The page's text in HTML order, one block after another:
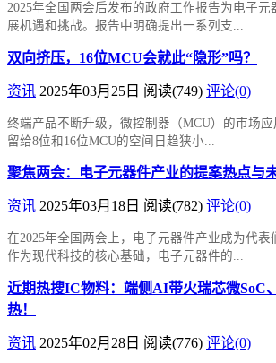
2025年全国两会后发布的政府工作报告为电子元
展机遇和挑战。报告中明确提出一系列支...
双向挤压，16位MCU会就此“隐形”吗？
资讯 2025年03月25日 阅读(749) 评论(0)
终端产品不断升级，微控制器（MCU）的市场应
留给8位和16位MCU的空间日趋狭小...
聚焦两会：电子元器件产业的提案热点与
资讯 2025年03月18日 阅读(782) 评论(0)
在2025年全国两会上，电子元器件产业成为代表
作为现代科技的核心基础，电子元器件的...
近期热搜IC物料：端侧AI带火瑞芯微SoC
热！
资讯 2025年02月28日 阅读(776) 评论(0)